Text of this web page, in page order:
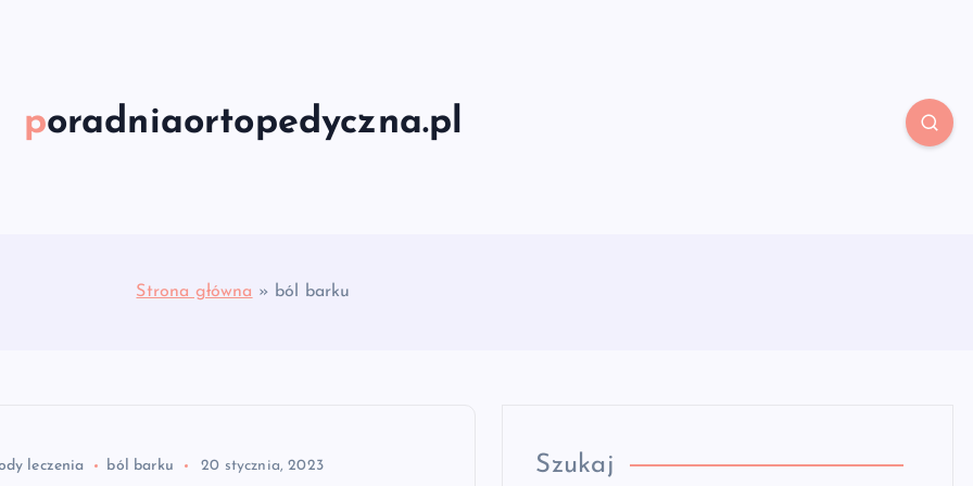
poradniaortopedyczna.pl
Strona główna » ból barku
leczenia ból barku 20 stycznia, 2023 Szukaj